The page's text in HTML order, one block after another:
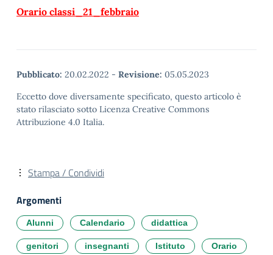
Orario classi_21_febbraio
Pubblicato: 20.02.2022 - Revisione: 05.05.2023
Eccetto dove diversamente specificato, questo articolo è
stato rilasciato sotto Licenza Creative Commons
Attribuzione 4.0 Italia.
Stampa / Condividi
Argomenti
Alunni Calendario didattica
genitori insegnanti Istituto Orario